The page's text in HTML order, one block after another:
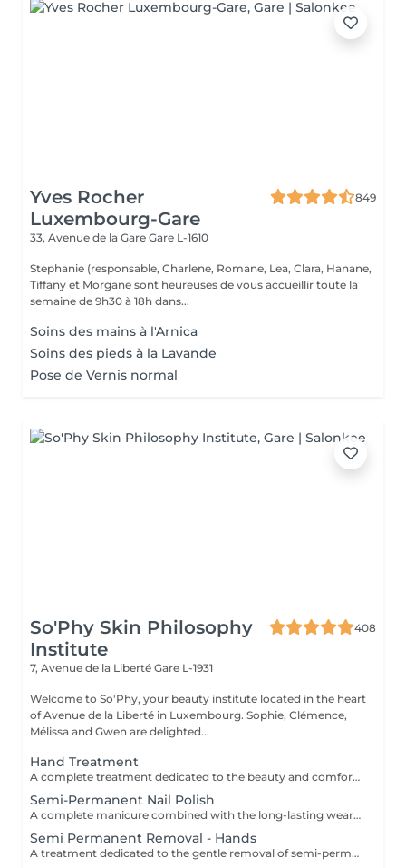
Yves Rocher
Luxembourg-Gare
849
33, Avenue de la Gare Gare L-1610
Stephanie (responsable, Charlene, Romane, Lea, Clara, Hanane,
Tiffany et Morgane sont heureuses de vous accueillir toute la
semaine de 9h30 à 18h dans...
Soins des mains à l'Arnica
Soins des pieds à la Lavande
Pose de Vernis normal
So'Phy Skin Philosophy
Institute
408
7, Avenue de la Liberté Gare L-1931
Welcome to So'Phy, your beauty institute located in the heart
of Avenue de la Liberté in Luxembourg. Sophie, Clémence,
Mélissa and Gwen are delighted...
Hand Treatment
A complete treatment dedicated to the beauty and comfort of the hands. The treatment begins with a gentle exfoliation to refine the skin texture and reveal its natural glow. The hands are then wrapped in a nourishing and hydrating mask for deep care. During this time, the nails are carefully shaped and refined to achieve a clean and harmonious result. The treatment finishes with a relaxing hand massage, providing an immediate feeling of comfort and relaxation. Hands feel softer, the skin is nourished and the nails look perfectly groomed. Classic nail polish is not provided at the institute. However, if you wish, we can apply your own nail polish by selecting the corresponding option.
Semi-Permanent Nail Polish
A complete manicure combined with the long-lasting wear of semi-permanent nail polish. The treatment begins with full nail preparation, including shaping, cuticle care and preparation of the natural nail to ensure a clean and long-lasting result. The semi-permanent polish is then applied to provide a glossy, elegant and durable finish. Nails look neat and refined, with long-lasting wear for several weeks. Ideal for combining beauty, comfort and everyday practicality.
Semi Permanent Removal - Hands
A treatment dedicated to the gentle removal of semi-permanent nail polish, carried out with care to preserve the quality of the natural nail. The removal is followed by nail shaping and cuticle care to restore a clean and well-groomed result. A protective base is then applied to strengthen the nail, completed with a nourishing oil to hydrate and enhance the cuticles. Nails are left clean, cared for and protected. Ideal for taking a break while maintaining healthy nails. This service is only available for semi-permanent nail polish applied at the institute.